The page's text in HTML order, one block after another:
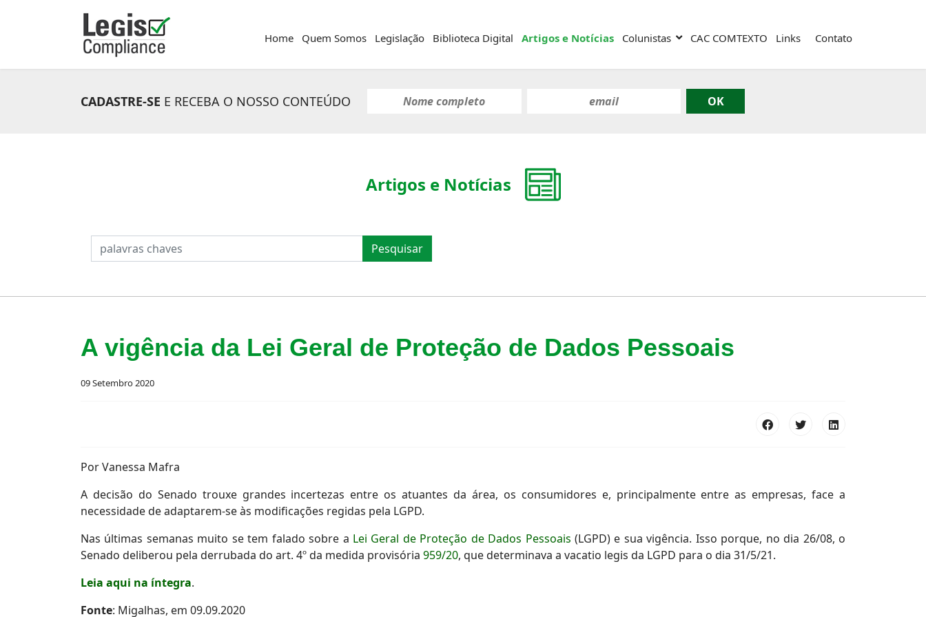
Home Quem Somos Legislação Biblioteca Digital Artigos e Notícias Colunistas CAC COMTEXTO Links Contato
CADASTRE-SE E RECEBA O NOSSO CONTEÚDO
PESQUISAR Pesquisar
Artigos e Notícias
A vigência da Lei Geral de Proteção de Dados Pessoais
09 Setembro 2020
Por Vanessa Mafra
A decisão do Senado trouxe grandes incertezas entre os atuantes da área, os consumidores e, principalmente entre as empresas, face a
necessidade de adaptarem-se às modificações regidas pela LGPD.
Nas últimas semanas muito se tem falado sobre a Lei Geral de Proteção de Dados Pessoais (LGPD) e sua vigência. Isso porque, no dia 26/08, o
Senado deliberou pela derrubada do art. 4º da medida provisória 959/20, que determinava a vacatio legis da LGPD para o dia 31/5/21.
Leia aqui na íntegra.
Fonte: Migalhas, em 09.09.2020